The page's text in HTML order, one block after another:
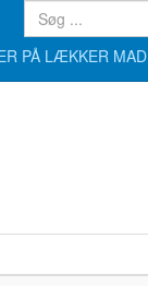
PÅ LÆKKER MAD